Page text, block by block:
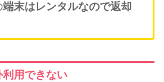
端末はレンタルなので返却
用できない